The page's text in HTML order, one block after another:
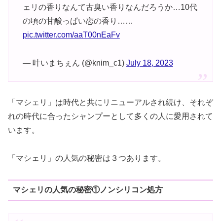
ェリの香りなんて古臭い香りなんだろうか…10代
の頃の甘酸っぱい恋の香り……
pic.twitter.com/aaT00nEaFv
— 叶いまちぇん (@knim_c1) July 18, 2023
「マシェリ」は時代と共にリニューアルされ続け、それぞ
れの時代に合ったシャンプーとして多くの人に愛用されて
います。
「マシェリ」の人気の秘密は３つあります。
マシェリの人気の秘密①ノンシリコン処方